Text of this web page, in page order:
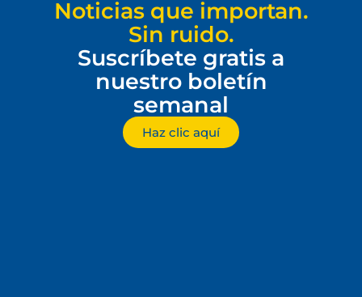
Noticias que importan.
Sin ruido.
Suscríbete gratis a
nuestro boletín
semanal
Haz clic aquí